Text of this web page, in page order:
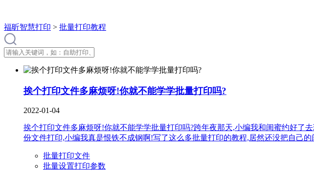
福昕智慧打印 > 批量打印教程
挨个打印文件多麻烦呀!你就不能学学批量打印吗?
2022-01-04
挨个打印文件多麻烦呀!你就不能学学批量打印吗?跨年夜那天,小编我和闺蜜约好了
份文件打印,小编我真是恨铁不成钢啊!写了这么多批量打印的教程,居然还没把自己的
批量打印文件
批量设置打印参数